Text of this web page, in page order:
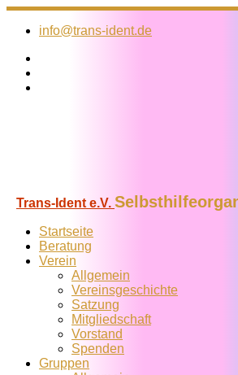
Zum
Inhalt
info@trans-ident.de
Trans-Ident e.V.
Startseite
Beratung
Verein
Allgemein
Vereins­geschichte
Satzung
Mitglied­schaft
Vorstand
Spenden
Gruppen